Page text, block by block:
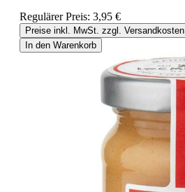
Regulärer Preis: 3,95 €
Preise inkl. MwSt. zzgl. Versandkosten
In den Warenkorb